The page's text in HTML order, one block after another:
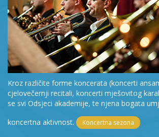
Kroz različite forme koncerata (koncerti
cjelovečernji recitali, koncerti mješovitog
se svi Odsjeci akademije, te njena bogata
koncertna aktivnost.
Koncertna sezona